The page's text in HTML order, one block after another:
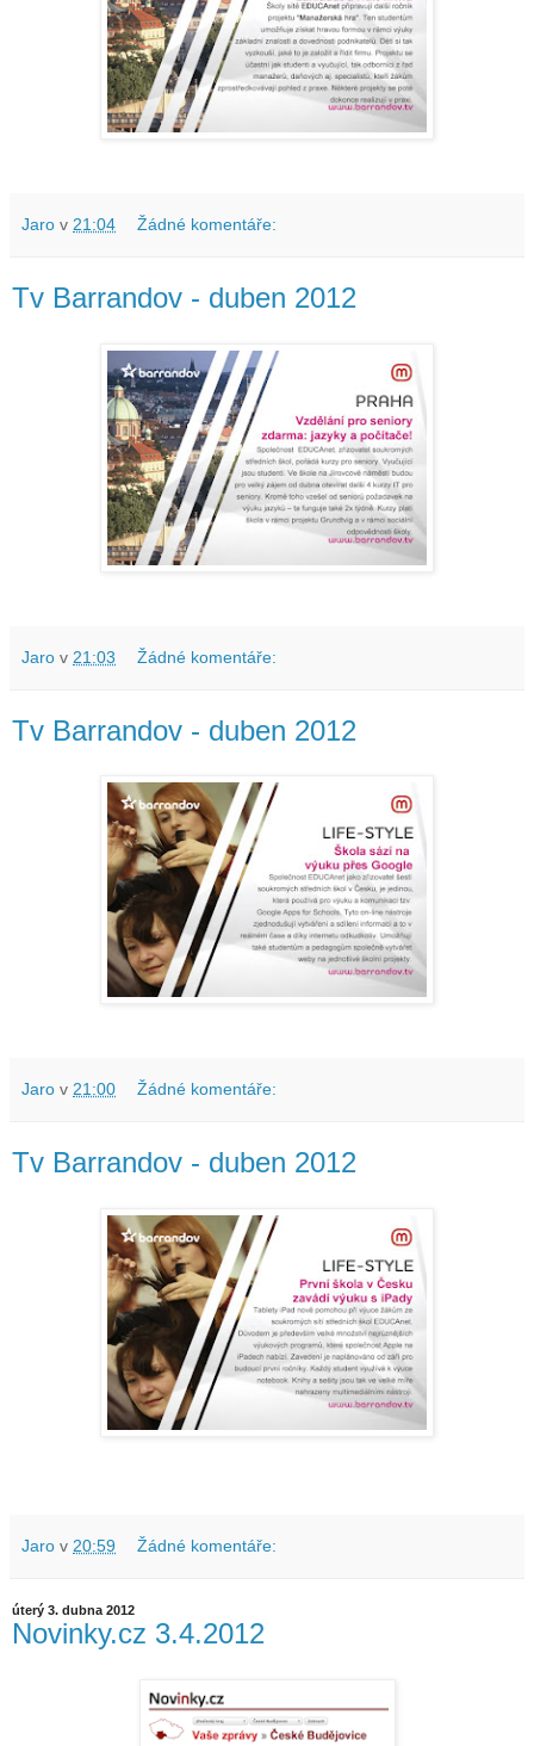
Jaro v 21:04 Žádné komentáře:
Tv Barrandov - duben 2012
Jaro v 21:03 Žádné komentáře:
Tv Barrandov - duben 2012
Jaro v 21:00 Žádné komentáře:
Tv Barrandov - duben 2012
Jaro v 20:59 Žádné komentáře:
úterý 3. dubna 2012
Novinky.cz 3.4.2012